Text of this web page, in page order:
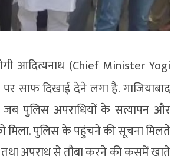
आदित्यनाथ (Chief Minister Yogi
साफ दिखाई देने लगा है. गाजियाबाद
जब पुलिस अपराधियों के सत्यापन और
मिला. पुलिस के पहुंचने की सूचना मिलते
अपराध से तौबा करने की कसमें खाते